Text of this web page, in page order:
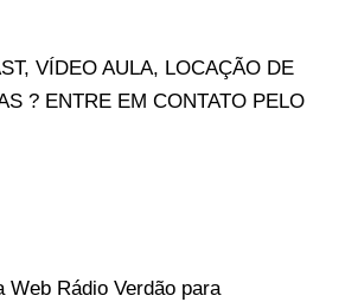
VÍDEO AULA, LOCAÇÃO DE
? ENTRE EM CONTATO PELO
Rádio Verdão para